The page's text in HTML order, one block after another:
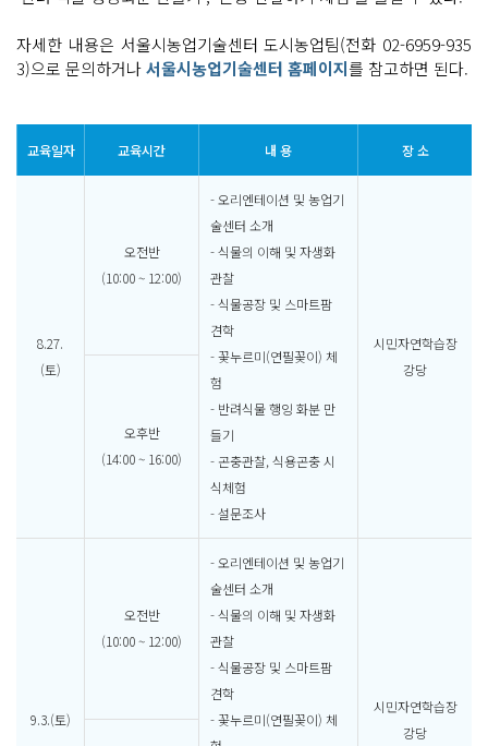
자세한 내용은 서울시농업기술센터 도시농업팀(전화 02-6959-935
3)으로 문의하거나서울시농업기술센터 홈페이지를 참고하면 된다.
교육일자 교육시간 내 용 장 소
8.27.
(토)
오전반
(10:00 ~ 12:00)
- 오리엔테이션 및 농업기
술센터 소개
- 식물의 이해 및 자생화
관찰
- 식물공장 및 스마트팜
견학
- 꽃누르미(연필꽂이) 체
험
- 반려식물 행잉 화분 만
들기
- 곤충관찰, 식용곤충 시
식체험
- 설문조사
시민자연학습장
강당
오후반
(14:00 ~ 16:00)
9.3.(토)
오전반
(10:00 ~ 12:00)
- 오리엔테이션 및 농업기
술센터 소개
- 식물의 이해 및 자생화
관찰
- 식물공장 및 스마트팜
견학
- 꽃누르미(연필꽂이) 체
시민자연학습장
강당